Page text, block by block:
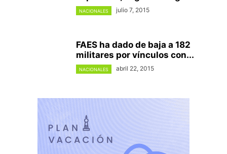
NACIONALES julio 7, 2015
FAES ha dado de baja a 182
militares por vínculos con...
NACIONALES abril 22, 2015